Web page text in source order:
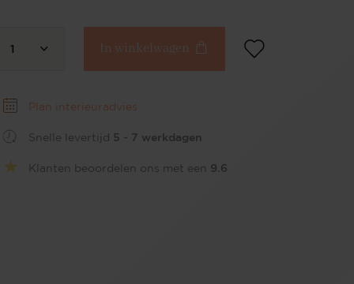
1 In winkelwagen
Plan interieuradvies
Snelle levertijd 5 - 7 werkdagen
Klanten beoordelen ons met een 9.6